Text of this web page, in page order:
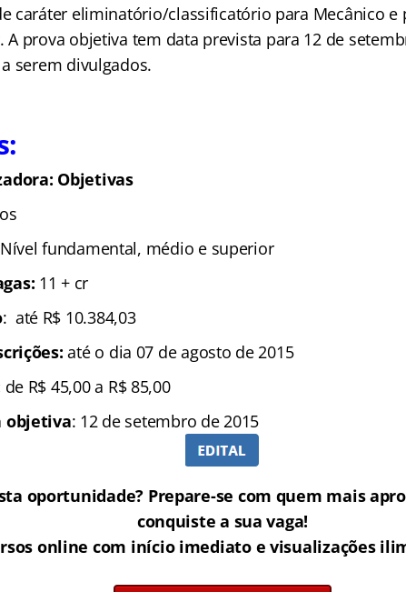
caráter eliminatório/classificatório para Mecânico e
A prova objetiva tem data prevista para 12 de
serem divulgados.
Objetivas
fundamental, médio e superior
11 + cr
: até R$ 10.384,03
até o dia 07 de agosto de 2015
de R$ 45,00 a R$ 85,00
objetiva: 12 de setembro de 2015
oportunidade? Prepare-se com quem mais
conquiste a sua vaga!
online com início imediato e visualizações